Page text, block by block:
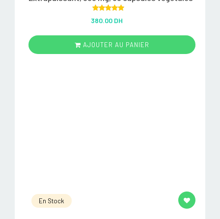
out of 5
380.00 DH
AJOUTER AU PANIER
En Stock